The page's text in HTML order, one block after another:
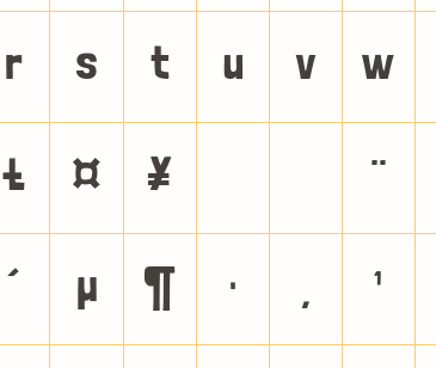
r s t u v w
£ ¤ ¥ ¨
´ µ ¶ · ¹